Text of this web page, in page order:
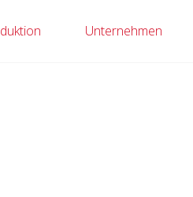
Unternehmen